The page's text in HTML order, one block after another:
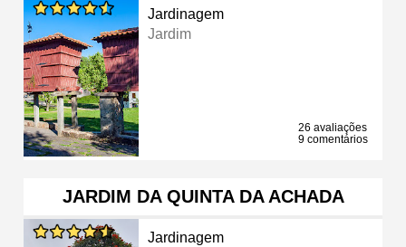
Jardinagem
Jardim
26 avaliações
9 comentários
JARDIM DA QUINTA DA ACHADA
Jardinagem